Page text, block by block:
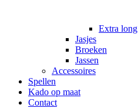
Extra long
Jasjes
Broeken
Jassen
Accessoires
Spellen
Kado op maat
Contact